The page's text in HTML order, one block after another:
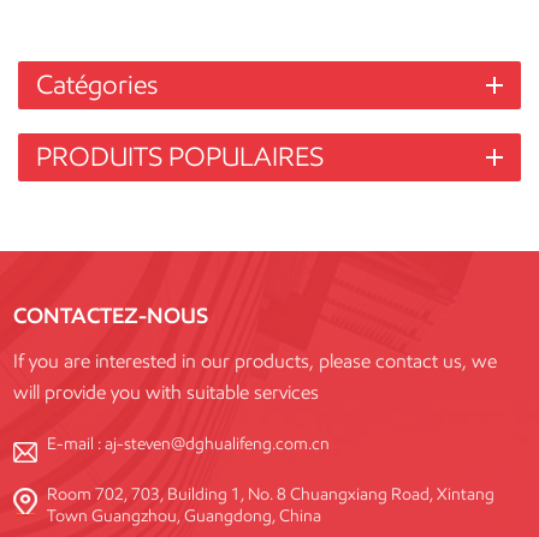
Catégories
PRODUITS POPULAIRES
CONTACTEZ-NOUS
If you are interested in our products, please contact us, we
will provide you with suitable services
E-mail :aj-steven@dghualifeng.com.cn
Room 702, 703, Building 1, No. 8 Chuangxiang Road, Xintang
Town Guangzhou, Guangdong, China